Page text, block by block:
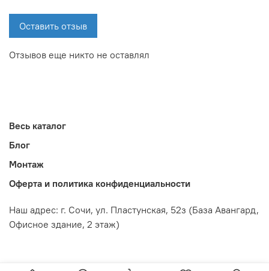
Отзывов еще никто не оставлял
Оставить отзыв
Весь каталог
Блог
Монтаж
Оферта и политика конфиденциальности
Наш адрес: г. Сочи, ул. Пластунская, 52з (База Авангард,
Офисное здание, 2 этаж)